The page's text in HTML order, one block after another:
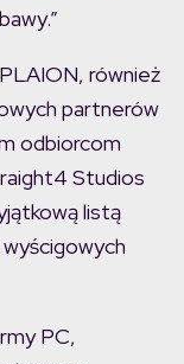
również
partnerów
odbiorcom
Studios
listą
wyścigowych
PC,